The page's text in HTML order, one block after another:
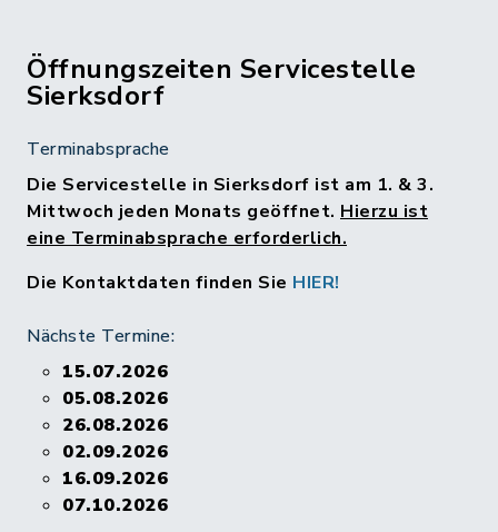
Öffnungszeiten Servicestelle
Sierksdorf
Terminabsprache
Die Servicestelle in Sierksdorf ist am 1. & 3.
Mittwoch jeden Monats geöffnet. Hierzu ist
eine Terminabsprache erforderlich.
Die Kontaktdaten finden Sie HIER!
Nächste Termine:
15.07.2026
05.08.2026
26.08.2026
02.09.2026
16.09.2026
07.10.2026